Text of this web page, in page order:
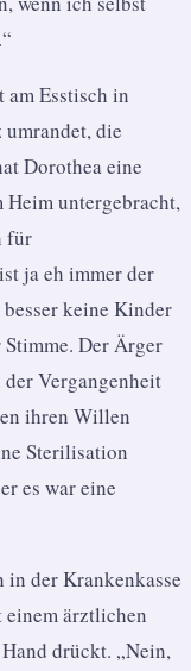
am Esstisch in
die
Dorothea eine
untergebracht,
für
ja eh immer der
keine Kinder
Der Ärger
Vergangenheit
ihren Willen
Sterilisation
es war eine
in der Krankenkasse
ärztlichen
drückt. „Nein,